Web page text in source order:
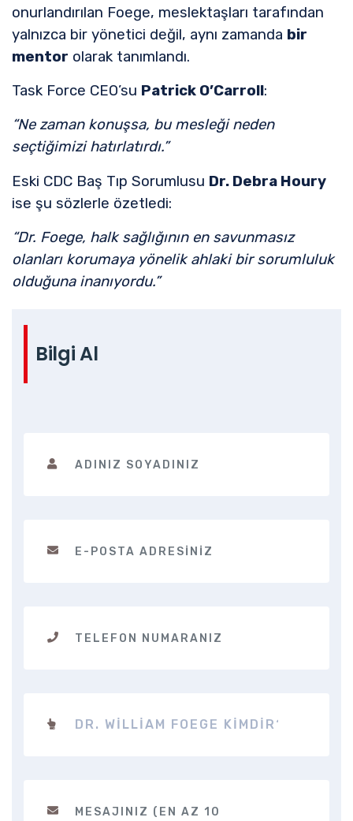
onurlandırılan Foege, meslektaşları tarafından
yalnızca bir yönetici değil, aynı zamanda bir
mentor olarak tanımlandı.
Task Force CEO’su Patrick O’Carroll:
“Ne zaman konuşsa, bu mesleği neden
seçtiğimizi hatırlatırdı.”
Eski CDC Baş Tıp Sorumlusu Dr. Debra Houry
ise şu sözlerle özetledi:
“Dr. Foege, halk sağlığının en savunmasız
olanları korumaya yönelik ahlaki bir sorumluluk
olduğuna inanıyordu.”
Bilgi Al